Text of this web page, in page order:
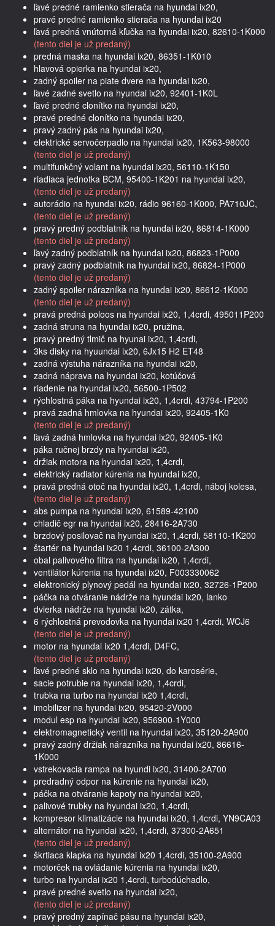
ľavé predné ramienko stierača na hyundai ix20,
pravé predné ramienko stierača na hyundai ix20
ľavá predná vnútorná kľučka na hyundai ix20, 82610-1K000
(tento diel je už predaný)
predná maska na hyundai ix20, 86351-1K010
hlavová opierka na hyundai ix20,
zadný spoiler na piate dvere na hyundai ix20,
ľavé zadné svetlo na hyundai ix20, 92401-1K0L
ľavé predné clonítko na hyundai ix20,
pravé predné clonítko na hyundai ix20,
pravý zadný pás na hyundai ix20,
elektrické servočerpadlo na hyundai ix20, 1K563-98000
(tento diel je už predaný)
multifunkčný volant na hyundai ix20, 56110-1K150
riadiaca jednotka BCM, 95400-1K201 na hyundai ix20,
(tento diel je už predaný)
autorádio na hyundai ix20, rádio 96160-1K000, PA710JC,
(tento diel je už predaný)
pravý predný podblatník na hyundai ix20, 86814-1K000
(tento diel je už predaný)
ľavý zadný podblatník na hyundai ix20, 86823-1P000
pravý zadný podblatník na hyundai ix20, 86824-1P000
(tento diel je už predaný)
zadný spoiler nárazníka na hyundai ix20, 86612-1K000
(tento diel je už predaný)
pravá predná poloos na hyundai ix20, 1,4crdi, 495011P200
zadná struna na hyundai ix20, pružina,
pravý predný tlmič na hyunai ix20, 1,4crdi,
3ks disky na hyuundai ix20, 6Jx15 H2 ET48
zadná výstuha nárazníka na hyundai ix20,
zadná náprava na hyundai ix20, kotúčová
riadenie na hyundai ix20, 56500-1P502
rýchlostná páka na hyundai ix20, 1,4crdi, 43794-1P200
pravá zadná hmlovka na hyundai ix20, 92405-1K0
(tento diel je už predaný)
ľavá zadná hmlovka na hyundai ix20, 92405-1K0
páka ručnej brzdy na hyundai ix20,
držiak motora na hyundai ix20, 1,4crdi,
elektrický radiator kúrenia na hyundai ix20,
pravá predná otoč na hyundai ix20, 1,4crdi, náboj kolesa,
(tento diel je už predaný)
abs pumpa na hyundai ix20, 61589-42100
chladič egr na hyundai ix20, 28416-2A730
brzdový posilovač na hyundai ix20, 1,4crdi, 58110-1K200
štartér na hyundai ix20 1,4crdi, 36100-2A300
obal palivového filtra na hyundai ix20, 1,4crdi,
ventilátor kúrenia na hyundai ix20, F003330062
elektronický plynový pedál na hyundai ix20, 32726-1P200
páčka na otváranie nádrže na hyundai ix20, lanko
dvierka nádrže na hyundai ix20, zátka,
6 rýchlostná prevodovka na hyundai ix20 1,4crdi, WCJ6
(tento diel je už predaný)
motor na hyundai ix20 1,4crdi, D4FC,
(tento diel je už predaný)
ľavé predné sklo na hyundai ix20, do karosérie,
sacie potrubie na hyundai ix20, 1,4crdi,
trubka na turbo na hyundai ix20 1,4crdi,
imobilizer na hyundai ix20, 95420-2V000
modul esp na hyundai ix20, 956900-1Y000
elektromagnetický ventil na hyundai ix20, 35120-2A900
pravý zadný držiak nárazníka na hyundai ix20, 86616-
1K000
vstrekovacia rampa na hyundi ix20, 31400-2A700
predradný odpor na kúrenie na hyundai ix20,
páčka na otváranie kapoty na hyundai ix20,
palivové trubky na hyundai ix20, 1,4crdi,
kompresor klimatizácie na hyundai ix20, 1,4crdi, YN9CA03
alternátor na hyundai ix20, 1,4crdi, 37300-2A651
(tento diel je už predaný)
škrtiaca klapka na hyundai ix20 1,4crdi, 35100-2A900
motorček na ovládanie kúrenia na hyundai ix20,
turbo na hyundai ix20 1,4crdi, turbodúchadlo,
pravé predné svetlo na hyundai ix20,
(tento diel je už predaný)
pravý predný zapínač pásu na hyundai ix20,